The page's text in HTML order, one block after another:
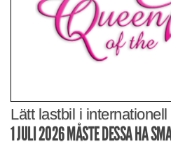
Lätt lastbil i internationell
1 JULI 2026 MÅSTE DESSA HA